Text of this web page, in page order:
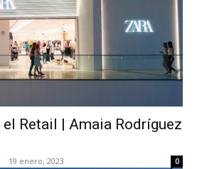
Retail | Amaia Rodríguez
19 enero, 2023 0